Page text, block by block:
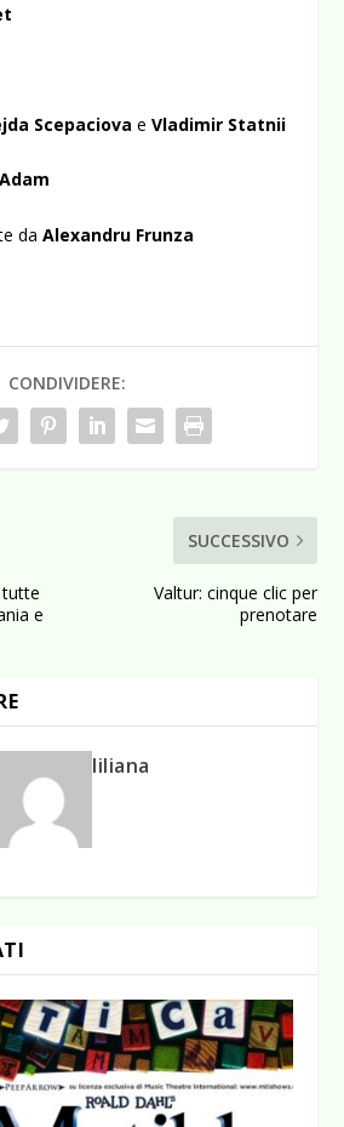
ScepaciovaeVladimir Statnii
daAlexandru Frunza
CONDIVIDERE:
tutte
e
SUCCESSIVO
Valtur: cinque clic per
prenotare
liliana